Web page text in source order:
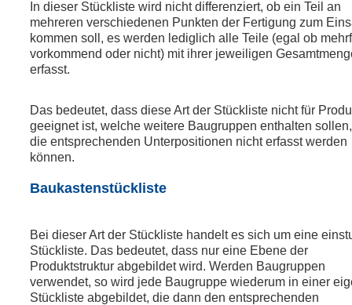
In dieser Stückliste wird nicht differenziert, ob ein Teil an
mehreren verschiedenen Punkten der Fertigung zum
kommen soll, es werden lediglich alle Teile (egal ob
vorkommend oder nicht) mit ihrer jeweiligen
erfasst.
Das bedeutet, dass diese Art der Stückliste nicht für
geeignet ist, welche weitere Baugruppen enthalten
die entsprechenden Unterpositionen nicht erfasst werden
können.
Baukastenstückliste
Bei dieser Art der Stückliste handelt es sich um eine
Stückliste. Das bedeutet, dass nur eine Ebene der
Produktstruktur abgebildet wird. Werden Baugruppen
verwendet, so wird jede Baugruppe wiederum in einer
Stückliste abgebildet, die dann den entsprechenden